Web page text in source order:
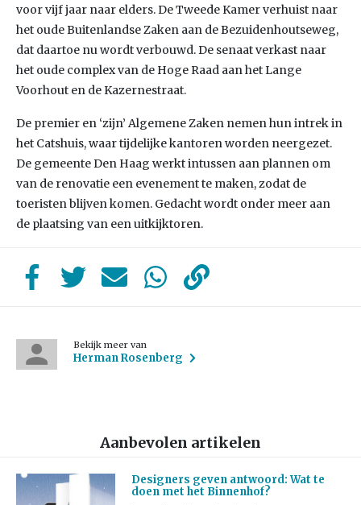
voor vijf jaar naar elders. De Tweede Kamer verhuist naar
het oude Buitenlandse Zaken aan de Bezuidenhoutseweg,
dat daartoe nu wordt verbouwd. De senaat verkast naar
het oude complex van de Hoge Raad aan het Lange
Voorhout en de Kazernestraat.
De premier en ‘zijn’ Algemene Zaken nemen hun intrek in
het Catshuis, waar tijdelijke kantoren worden neergezet.
De gemeente Den Haag werkt intussen aan plannen om
van de renovatie een evenement te maken, zodat de
toeristen blijven komen. Gedacht wordt onder meer aan
de plaatsing van een uitkijktoren.
Bekijk meer van
Herman Rosenberg
Aanbevolen artikelen
Designers geven antwoord: Wat te
doen met het Binnenhof?